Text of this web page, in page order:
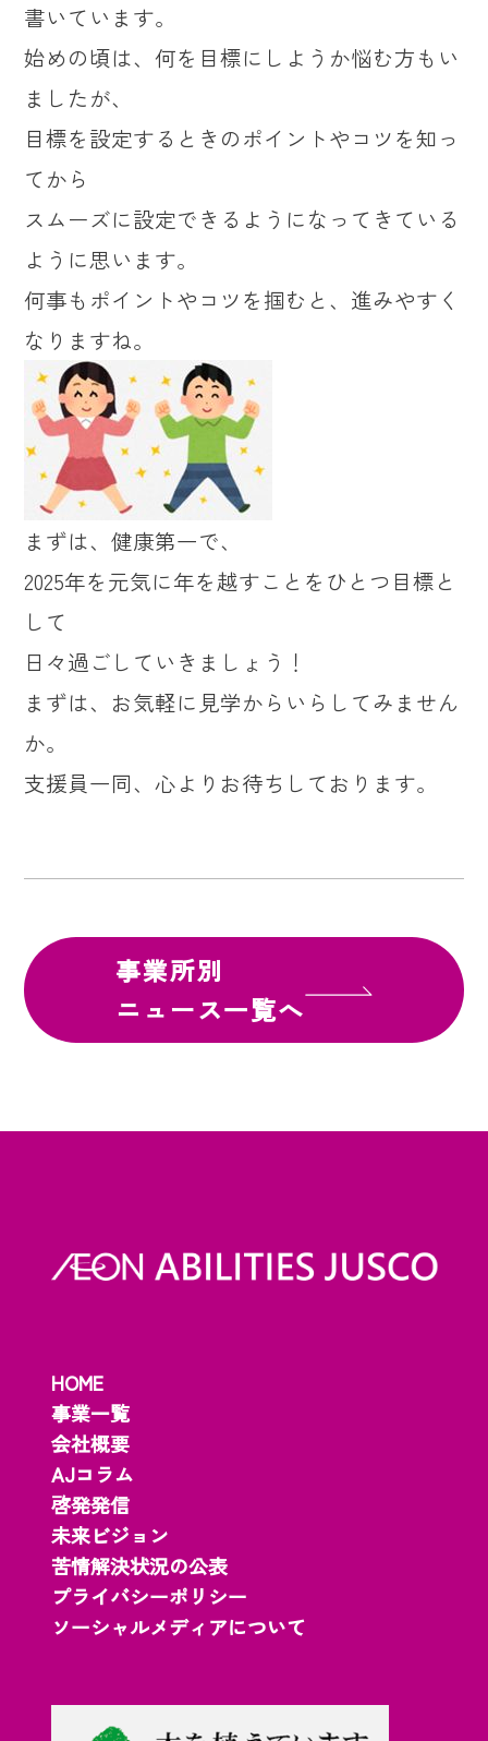
書いています。
始めの頃は、何を目標にしようか悩む方もい
ましたが、
目標を設定するときのポイントやコツを知っ
てから
スムーズに設定できるようになってきている
ように思います。
何事もポイントやコツを掴むと、進みやすく
なりますね。
まずは、健康第一で、
2025年を元気に年を越すことをひとつ目標と
して
日々過ごしていきましょう！
まずは、お気軽に見学からいらしてみません
か。
支援員一同、心よりお待ちしております。
事業所別
ニュース一覧へ
HOME
事業一覧
会社概要
AJコラム
啓発発信
未来ビジョン
苦情解決状況の公表
プライバシーポリシー
ソーシャルメディアについて